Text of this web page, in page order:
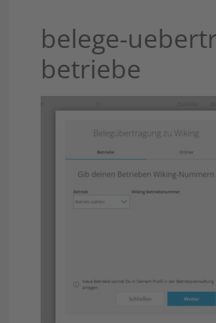
belege-
betriebe